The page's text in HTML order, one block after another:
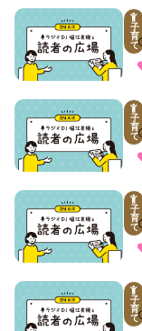
子
育
て
子
育
て
子
育
て
子
育
て